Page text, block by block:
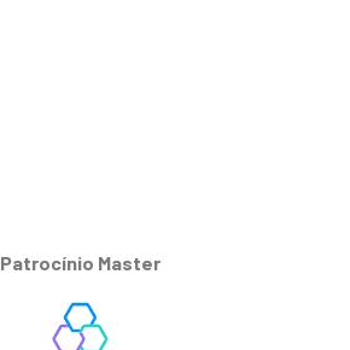
Patrocínio Master